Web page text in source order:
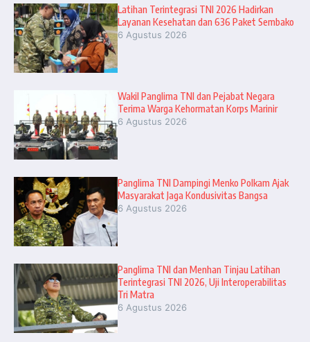
Latihan Terintegrasi TNI 2026 Hadirkan
Layanan Kesehatan dan 636 Paket Sembako
6 Agustus 2026
Wakil Panglima TNI dan Pejabat Negara
Terima Warga Kehormatan Korps Marinir
6 Agustus 2026
Panglima TNI Dampingi Menko Polkam Ajak
Masyarakat Jaga Kondusivitas Bangsa
6 Agustus 2026
Panglima TNI dan Menhan Tinjau Latihan
Terintegrasi TNI 2026, Uji Interoperabilitas
Tri Matra
6 Agustus 2026